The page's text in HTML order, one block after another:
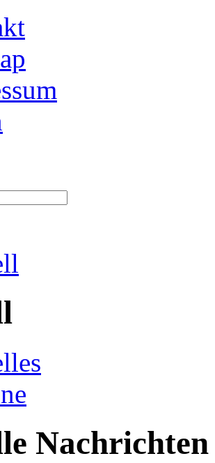
Nachrichten